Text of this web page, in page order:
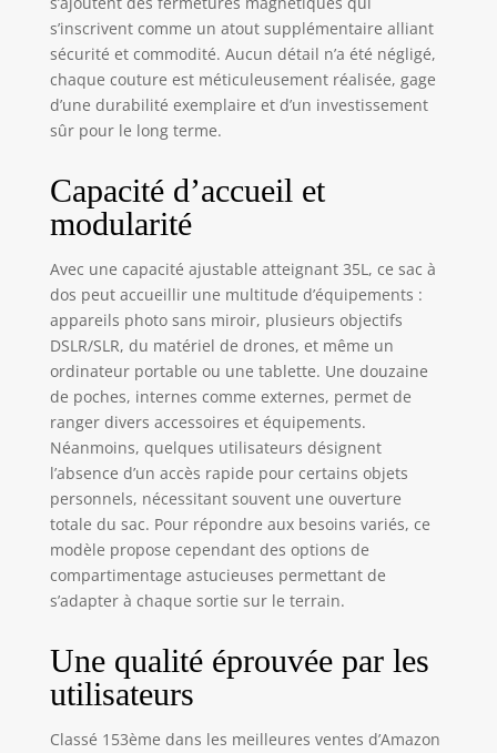
d'eau ;
Compartiments
avant et arrière
pour les
ordinateurs
les accessoires
et un chargeur
Points de fixation
complets : Points
de fixation rapide
sur les bretelles
pour les clips de
caméra ; Multiples
points de fixation
réservés pour des
éléments comme
des enceintes ou
des sangles de
caméra ; Sangle de
taille pour les clips
de caméra et les
mousquetons ;
les grands trépieds
; Côtés pour les
et les piolets ;
s’inscrivent comme un atout supplémentaire alliant
sécurité et commodité. Aucun détail n’a été négligé,
chaque couture est méticuleusement réalisée, gage
d’une durabilité exemplaire et d’un investissement
sûr pour le long terme.
Capacité d’accueil et
modularité
Avec une capacité ajustable atteignant 35L, ce sac à
dos peut accueillir une multitude d’équipements :
appareils photo sans miroir, plusieurs objectifs
DSLR/SLR, du matériel de drones, et même un
ordinateur portable ou une tablette. Une douzaine
de poches, internes comme externes, permet de
ranger divers accessoires et équipements.
Néanmoins, quelques utilisateurs désignent
l’absence d’un accès rapide pour certains objets
personnels, nécessitant souvent une ouverture
totale du sac. Pour répondre aux besoins variés, ce
modèle propose cependant des options de
compartimentage astucieuses permettant de
s’adapter à chaque sortie sur le terrain.
Une qualité éprouvée par les
utilisateurs
Classé 153ème dans les meilleures ventes d’Amazon